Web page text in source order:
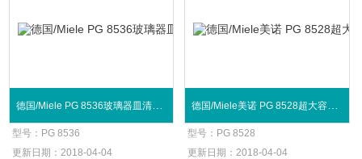
型号： PG 8536
更新日期： 2018-04-04
型号： PG 8528
更新日期： 2018-04-04